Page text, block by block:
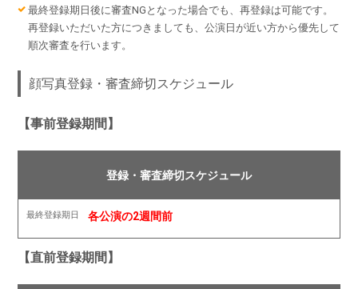
最終登録期日後に審査NGとなった場合でも、再登録は可能です。
再登録いただいた方につきましても、公演日が近い方から優先して
順次審査を行います。
顔写真登録・審査締切スケジュール
【事前登録期間】
各公演の2週間前
【直前登録期間】